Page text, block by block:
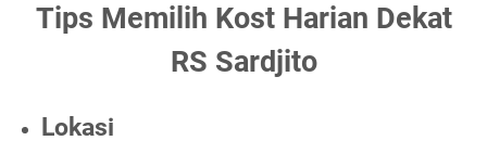
Tips Memilih Kost Harian Dekat
RS Sardjito
Lokasi